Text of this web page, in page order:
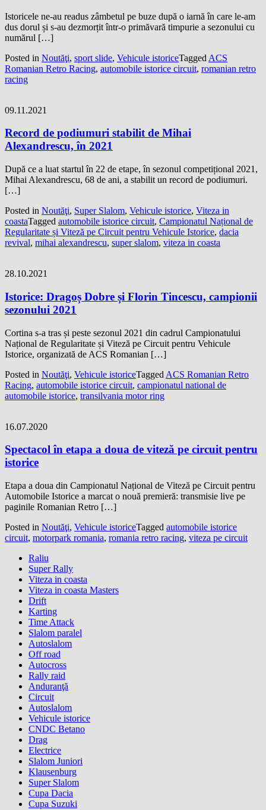
Istoricele ne-au readus zâmbetul pe buze după o iarnă în care le-am
dus dorul și s-au dezmorțit într-o primăvară timpurie a sezonului cu
numărul […]
Posted in Noutăţi, sport slide, Vehicule istoriceTagged ACS
Romanian Retro Racing, automobile istorice circuit, romanian retro
racing
09.11.2021
Record de podiumuri stabilit de Mihai
Alexandrescu, în 2021
După ce a luat startul în 22 de etape, în sezonul competițional 2021,
Mihai Alexandrescu, 68 de ani, a stabilit un record de podiumuri.
[…]
Posted in Noutăţi, Super Slalom, Vehicule istorice, Viteza in
coastaTagged automobile istorice circuit, Campionatul Național de
Regularitate și Viteză pe Circuit pentru Vehicule Istorice, dacia
revival, mihai alexandrescu, super slalom, viteza in coasta
28.10.2021
Istorice: Dragoș Dobre și Florin Tincescu, campionii
sezonului 2021
Cortina s-a tras și peste sezonul 2021 din cadrul Campionatului
Național de Regularitate și Viteză pe Circuit pentru Vehicule
Istorice, organizată de ACS Romanian […]
Posted in Noutăţi, Vehicule istoriceTagged ACS Romanian Retro
Racing, automobile istorice circuit, campionatul national de
automobile istorice, transilvania motor ring
16.07.2020
Spectacol în etapa a doua de viteză pe circuit pentru
istorice
Etapa a doua din Campionatul Național de Viteză pe Circuit pentru
Automobile Istorice a marcat o nouă premieră: transmisie live pe
paginile Romanian Retro […]
Posted in Noutăţi, Vehicule istoriceTagged automobile istorice
circuit, motorpark romania, romania retro racing, viteza pe circuit
Raliu
Super Rally
Viteza in coasta
Viteza in coasta Masters
Drift
Karting
Time Attack
Slalom paralel
Autoslalom
Off road
Autocross
Rally raid
Anduranţă
Circuit
Autoslalom
Vehicule istorice
CNDC Betano
Drag
Electrice
Slalom Juniori
Klausenburg
Super Slalom
Cupa Dacia
Cupa Suzuki